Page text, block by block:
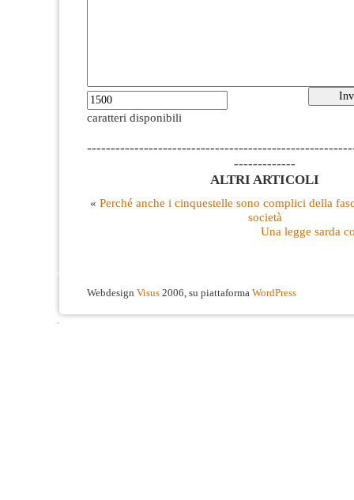
caratteri disponibili
-------------
ALTRI ARTICOLI
« Perché anche i cinquestelle sono complici della
società
Una legge sarda
Webdesign Visus 2006, su piattaforma WordPress